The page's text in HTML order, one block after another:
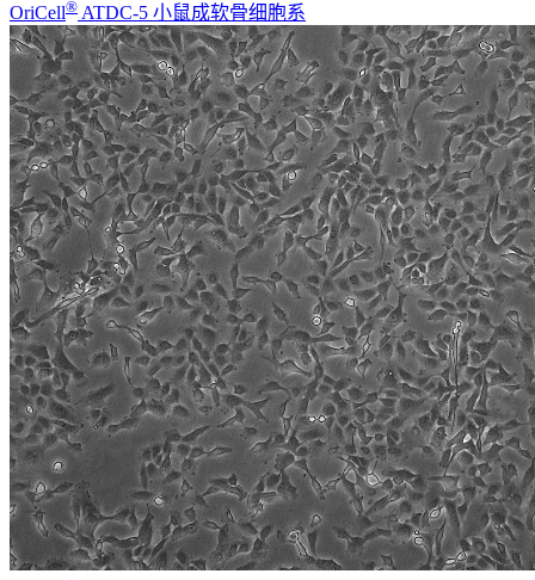
OriCell® ATDC-5 小鼠成软骨细胞系